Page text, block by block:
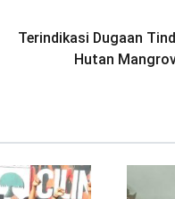
Terindikasi Dugaan
Hutan